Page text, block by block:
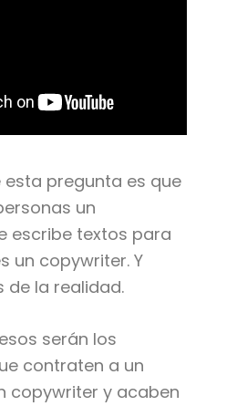
esta pregunta es que
un
escribe textos para
un copywriter. Y
de la realidad.
serán los
contraten a un
copywriter y acaben